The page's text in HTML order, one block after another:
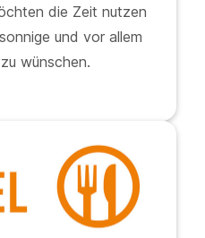
die Zeit nutzen
und vor allem
wünschen.